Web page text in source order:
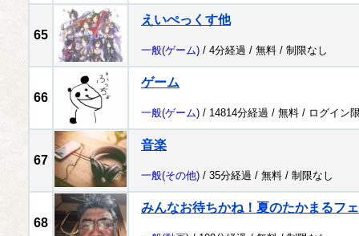
65
えいぺっくす他
一般(ゲーム) / 4分経過 / 無料 / 制限なし
66
ゲーム
一般(ゲーム) / 14814分経過 / 無料 / ログイン
67
音楽
一般(その他) / 35分経過 / 無料 / 制限なし
68
みんなお待ちかね！夏のたかまるフ